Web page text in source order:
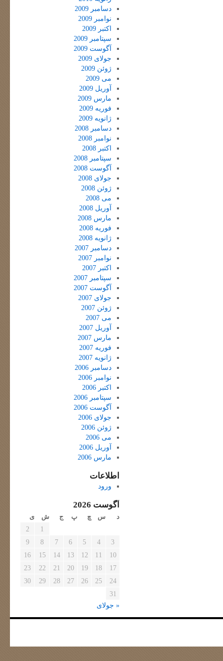
دسامبر 2009
نوامبر 2009
اکتبر 2009
سپتامبر 2009
آگوست 2009
جولای 2009
ژوئن 2009
می 2009
آوریل 2009
مارس 2009
فوریه 2009
ژانویه 2009
دسامبر 2008
نوامبر 2008
اکتبر 2008
سپتامبر 2008
آگوست 2008
جولای 2008
ژوئن 2008
می 2008
آوریل 2008
مارس 2008
فوریه 2008
ژانویه 2008
دسامبر 2007
نوامبر 2007
اکتبر 2007
سپتامبر 2007
آگوست 2007
جولای 2007
ژوئن 2007
می 2007
آوریل 2007
مارس 2007
فوریه 2007
ژانویه 2007
دسامبر 2006
نوامبر 2006
اکتبر 2006
سپتامبر 2006
آگوست 2006
جولای 2006
ژوئن 2006
می 2006
آوریل 2006
مارس 2006
اطلاعات
ورود
آگوست 2026
د س چ پ ج ش ی
1
2
3
4
5
6
7
8
9
10
11
12
13
14
15
16
17
18
19
20
21
22
23
24
25
26
27
28
29
30
31
« جولای